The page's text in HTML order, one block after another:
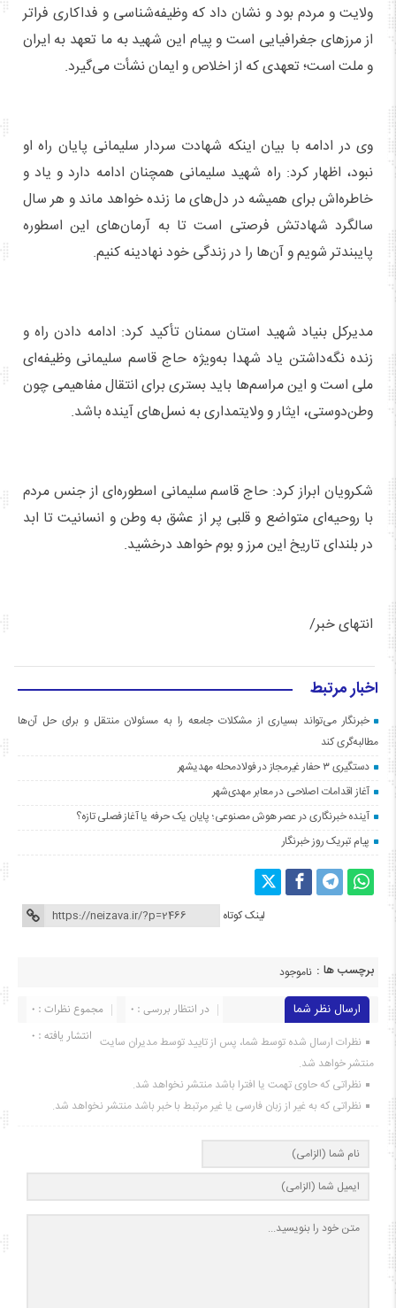
ولایت و مردم بود و نشان داد که وظیفه‌‎شناسی و فداکاری فراتر
از مرزهای جغرافیایی است و پیام این شهید به ما تعهد به ایران
و ملت است؛ تعهدی که از اخلاص و ایمان نشأت می‌گیرد.
وی در ادامه با بیان اینکه شهادت سردار سلیمانی پایان راه او
نبود، اظهار کرد: راه شهید سلیمانی همچنان ادامه دارد و یاد و
خاطره‌اش برای همیشه در دل‌های ما زنده خواهد ماند و هر سال
سالگرد شهادتش فرصتی است تا به آرمان‌های این اسطوره
پایبندتر شویم و آن‌ها را در زندگی خود نهادینه کنیم.
مدیرکل بنیاد شهید استان سمنان تأکید کرد: ادامه دادن راه و
زنده نگه‌داشتن یاد شهدا به‌ویژه حاج قاسم سلیمانی وظیفه‌ای
ملی است و این مراسم‌ها باید بستری برای انتقال مفاهیمی چون
وطن‌دوستی، ایثار و ولایت‎مداری به نسل‌های آینده باشد.
شکرویان ابراز کرد: حاج قاسم سلیمانی اسطوره‌ای از جنس مردم
با روحیه‌ای متواضع و قلبی پر از عشق به وطن و انسانیت تا ابد
در بلندای تاریخ این مرز و بوم خواهد درخشید.
انتهای خبر/
اخبار مرتبط
خبرنگار می‌تواند بسیاری از مشکلات جامعه را به مسئولان منتقل و برای حل آن‌ها
مطالبه‌گری کند
دستگیری ۳ حفار غیرمجاز در فولادمحله مهدیشهر
آغاز اقدامات اصلاحی در معابر مهدی‌شهر
آینده خبرنگاری در عصر هوش مصنوعی؛ پایان یک حرفه یا آغاز فصلی تازه؟
پیام تبریک روز خبرنگار
لینک کوتاه
برچسب ها : ناموجود
ارسال نظر شما مجموع نظرات : 0
در انتظار بررسی : 0
انتشار یافته : ۰ نظرات ارسال شده توسط شما، پس از تایید توسط مدیران سایت
منتشر خواهد شد.
نظراتی که حاوی تهمت یا افترا باشد منتشر نخواهد شد.
نظراتی که به غیر از زبان فارسی یا غیر مرتبط با خبر باشد منتشر نخواهد شد.